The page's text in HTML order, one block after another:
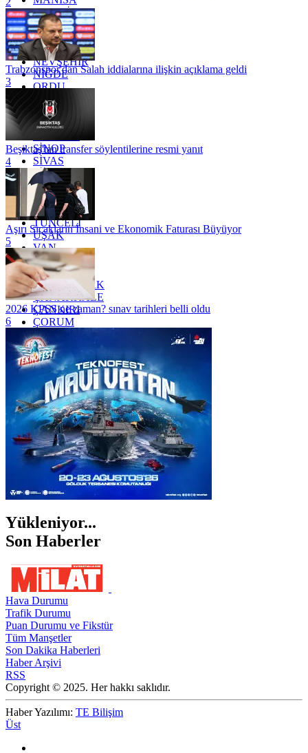
MARDİN
MERSİN
MUĞLA
MUŞ
NEVŞEHİR
NİĞDE
ORDU
OSMANİYE
RİZE
SAKARYA
SİNOP
SİVAS
SİİRT
TEKİRDAĞ
TOKAT
TRABZON
TUNCELİ
UŞAK
VAN
YALOVA
YOZGAT
ZONGULDAK
ÇANAKKALE
ÇANKIRI
ÇORUM
İSTANBUL
İZMİR
ŞANLIURFA
ŞIRNAK
Trabzonspor'dan Salah iddialarına ilişkin açıklama geldi
3
Beşiktaş'tan transfer söylentilerine resmi yanıt
4
Aşırı Sıcakların İnsani ve Ekonomik Faturası Büyüyor
5
2026 KPSS ne zaman? sınav tarihleri belli oldu
6
Yükleniyor...
Son Haberler
Hava Durumu
Trafik Durumu
Puan Durumu ve Fikstür
Tüm Manşetler
Son Dakika Haberleri
Haber Arşivi
RSS
Copyright © 2025. Her hakkı saklıdır.
Haber Yazılımı: TE Bilişim
Üst